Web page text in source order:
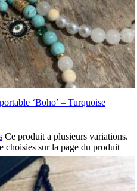
‘Boho’ – Turquoise
Ce produit a plusieurs variations.
choisies sur la page du produit